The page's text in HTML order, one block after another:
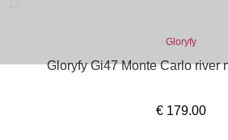
Gloryfy
Gloryfy Gi47 Monte Carlo river
€ 179.00